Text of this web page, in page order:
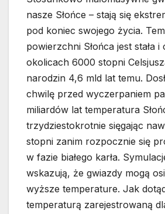
nasze Słońce – stają się
pod koniec swojego życia.
powierzchni Słońca jest stała
okolicach 6000 stopni
narodzin 4,6 mld lat temu.
chwilę przed wyczerpaniem
miliardów lat temperatura
trzydziestokrotnie sięgając
stopni zanim rozpocznie się
w fazie białego karła.
wskazują, że gwiazdy mogą
wyższe temperature. Jak
temperaturą zarejestrowaną